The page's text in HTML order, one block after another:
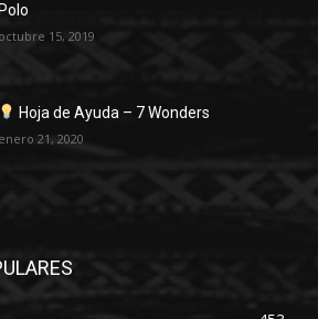
Polo
octubre 15, 2019
Hoja de Ayuda – 7 Wonders
enero 21, 2020